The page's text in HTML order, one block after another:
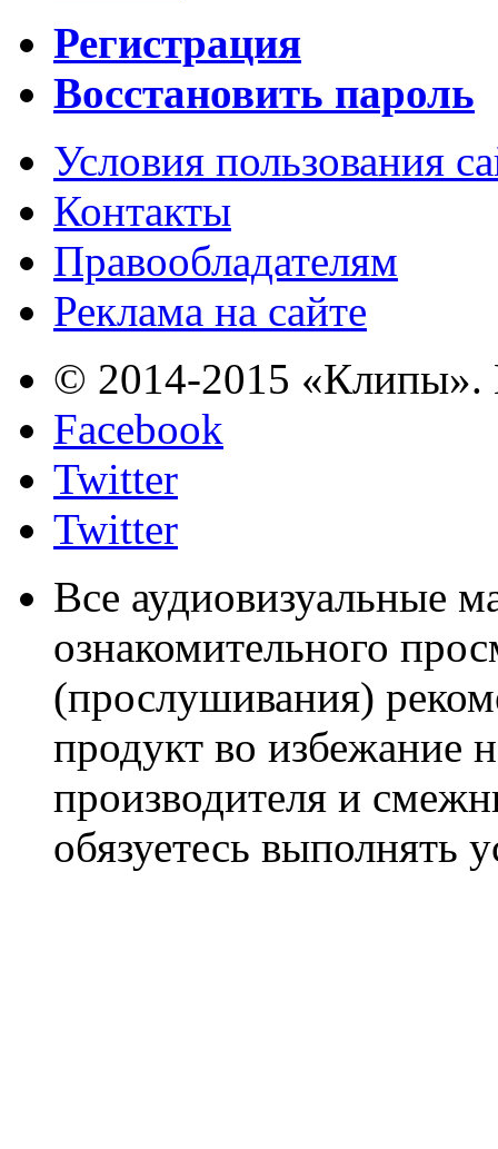
Регистрация
Восстановить пароль
Условия пользования
Контакты
Правообладателям
Реклама на сайте
© 2014-2015 «Клипы».
Facebook
Twitter
Twitter
Все аудиовизуальные
ознакомительного
(прослушивания)
продукт во избежание
производителя и
обязуетесь выполнять